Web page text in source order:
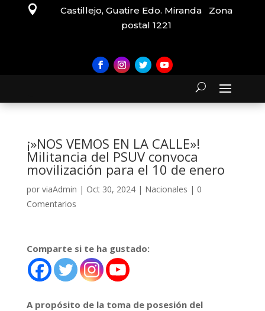

Castillejo, Guatire Edo. Miranda Zona
postal 1221
¡»NOS VEMOS EN LA CALLE»!
Militancia del PSUV convoca
movilización para el 10 de enero
por viaAdmin | Oct 30, 2024| Nacionales | 0
Comentarios
Comparte si te ha gustado:
A propósito de la toma de posesión del